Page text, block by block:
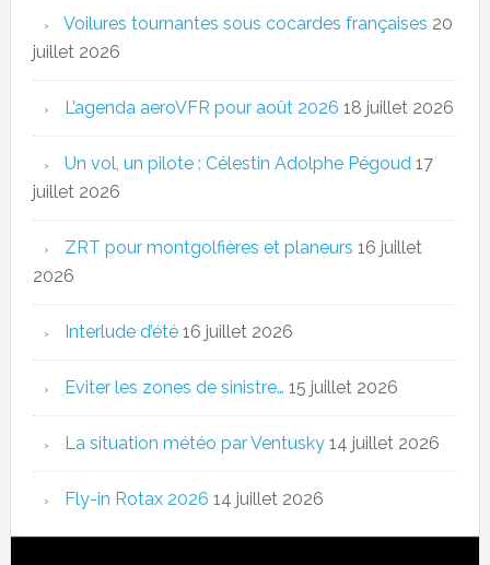
Voilures tournantes sous cocardes françaises 20
juillet 2026
L’agenda aeroVFR pour août 2026 18 juillet 2026
Un vol, un pilote : Célestin Adolphe Pégoud 17
juillet 2026
ZRT pour montgolfières et planeurs 16 juillet
2026
Interlude d’été 16 juillet 2026
Eviter les zones de sinistre… 15 juillet 2026
La situation météo par Ventusky 14 juillet 2026
Fly-in Rotax 2026 14 juillet 2026